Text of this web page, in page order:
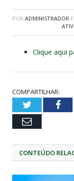
POR ADMINISTRADOR
Clique aqui
COMPARTILHAR:
Twitter
Email
CONTEÚDO